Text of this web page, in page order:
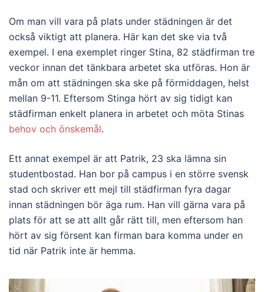
Om man vill vara på plats under städningen är det
också viktigt att planera. Här kan det ske via två
exempel. I ena exemplet ringer Stina, 82 städfirman tre
veckor innan det tänkbara arbetet ska utföras. Hon är
mån om att städningen ska ske på förmiddagen, helst
mellan 9-11. Eftersom Stinga hört av sig tidigt kan
städfirman enkelt planera in arbetet och möta Stinas
behov och önskemål.
Ett annat exempel är att Patrik, 23 ska lämna sin
studentbostad. Han bor på campus i en större svensk
stad och skriver ett mejl till städfirman fyra dagar
innan städningen bör äga rum. Han vill gärna vara på
plats för att se att allt går rätt till, men eftersom han
hört av sig försent kan firman bara komma under en
tid när Patrik inte är hemma.